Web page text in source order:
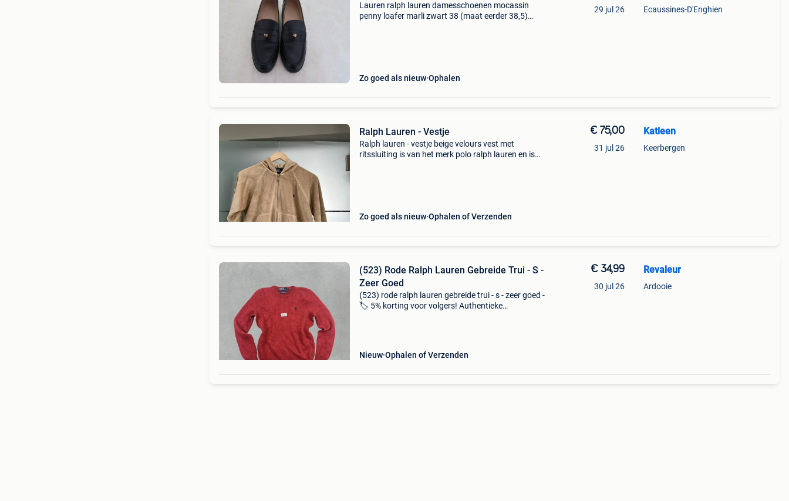
Lauren ralph lauren damesschoenen mocassin
penny loafer marli zwart 38 (maat eerder 38,5)
Zo goed als nieuw Ophalen
29 jul 26 Ecaussines-D'Enghien
Ralph Lauren - Vestje
Ralph lauren - vestje beige velours vest met
ritssluiting is van het merk polo ralph lauren en is
Zo goed als nieuw Ophalen of Verzenden
€ 75,00
31 jul 26
Katleen
Keerbergen
(523) Rode Ralph Lauren Gebreide Trui - S -
Zeer Goed
(523) rode ralph lauren gebreide trui - s - zeer goed -
🏷️ 5% korting voor volgers! Authentieke
Nieuw Ophalen of Verzenden
€ 34,99
30 jul 26
Revaleur
Ardooie